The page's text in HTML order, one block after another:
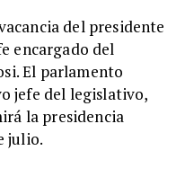
del presidente
encargado del
El parlamento
jefe del legislativo,
la presidencia
julio.